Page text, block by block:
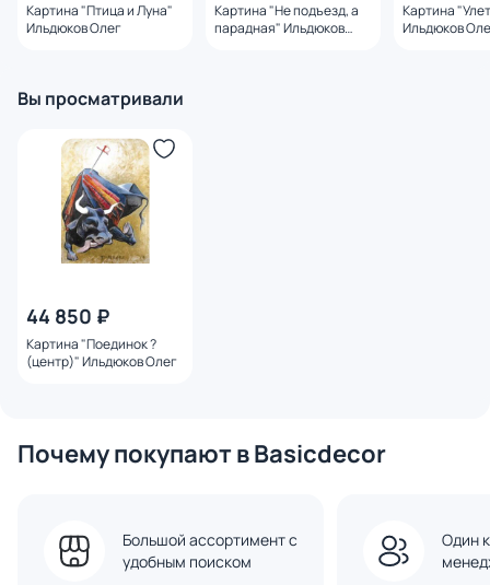
Картина "Птица и Луна"
Ильдюков Олег
Картина "Не подъезд, а
парадная" Ильдюков
Картина
Ильдюков
Вы просматривали
44 850 ₽
Картина "Поединок ?
(центр)" Ильдюков Олег
Почему покупают в Basicdecor
Большой ассортимент с
удобным поиском
Один